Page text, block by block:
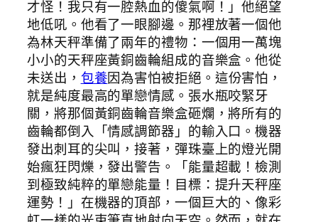
才怪！我只有一腔熱血的傻氣啊！」他絕望
地低吼。他看了一眼腳邊。那裡放著一個他
為林天秤準備了兩年的禮物：一個用一萬塊
小小的天秤座黃銅齒輪組成的音樂盒。他從
未送出， 包養因為害怕被拒絕。這份害怕，
就是純度最高的單戀情感。張水瓶咬緊牙
關，將那個黃銅齒輪音樂盒砸爛，將所有的
齒輪都倒入「情感調節器」的輸入口。機器
發出刺耳的尖叫，接著，彈珠臺上的燈光開
始瘋狂閃爍，發出警告。「能量超載！檢測
到極致純粹的單戀能量！目標：提升天秤座
運勢！」在機器的頂部，一個巨大的、像彩